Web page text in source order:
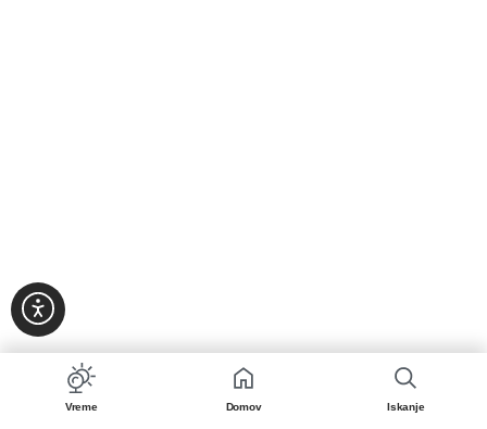
Vreme Domov Iskanje